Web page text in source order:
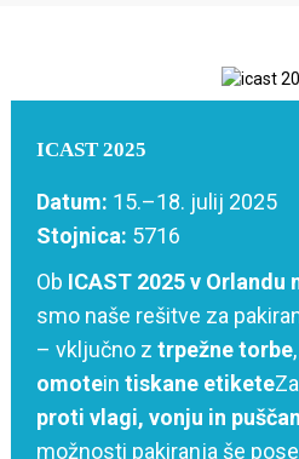
ICAST 2025
Datum: 15.–18. julij 2025
Stojnica: 5716
Ob ICAST 2025 v Orlandu
smo naše rešitve za
– vključno z trpežne torbe,
omotein tiskane etikete
proti vlagi, vonju in
možnosti pakiranja še